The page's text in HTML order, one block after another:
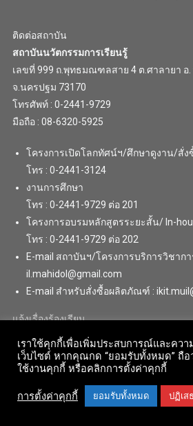
ติดต่อสถาบัน
สถาบันนวัตกรรมการเรียนรู้
เลขที่ 999 ถ.พุทธมณฑลสาย 4 ต.ศาลายา
จ.นครปฐม 73170
โทรศัพท์ : 0-2441-9729
มือถือ : 08-6320-5925
โครงการเปิดโลกทัศน์ฯ/ศึกษาดูงาน/สั่
โทร : 0-2441-3124
งานการศึกษา
โทร : 0-2441-9729 ต่อ 201
โครงการอบรมหลักสูตรระยะสั้น/ In-
โทร : 0-2441-9729 ต่อ 202
E-mail สถาบันฯ/โครงการบริการวิชากา
il.mahidol@gmail.com
E-mail สำหรับสั่งซื้อผลิตภัณฑ์ :
แจ้งเรื่องร้องเรียน
Copyright © 2018 . All Rights Reserved.
เราใช้คุกกี้เพื่อเพิ่มประสบการณ์และคว
เว็บไซต์ หากคุณกด “ยอมรับทั้งหมด” ถื
ใช้งานคุกกี้ หรือคลิกการตั้งค่าคุกกี้
การตั้งค่าคุกกี้ ยอมรับทั้งหมด ปฏิเส